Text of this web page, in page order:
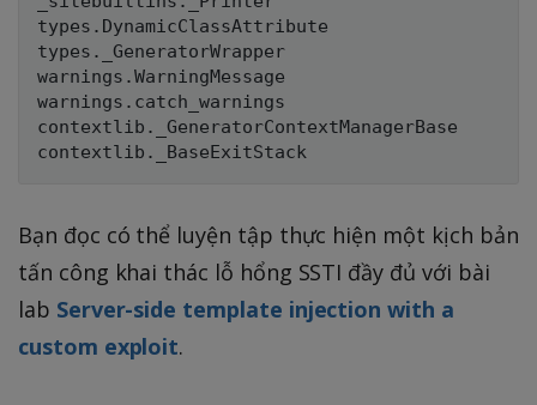
types.DynamicClassAttribute
types._GeneratorWrapper
warnings.WarningMessage
warnings.catch_warnings
contextlib._GeneratorContextManagerBase
Bạn đọc có thể luyện tập thực hiện một kịch bản
tấn công khai thác lỗ hổng SSTI đầy đủ với bài
lab Server-side template injection with a
custom exploit.